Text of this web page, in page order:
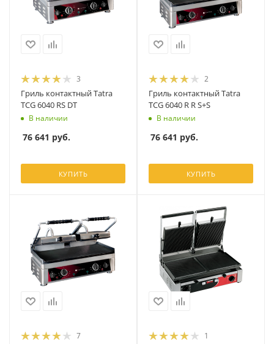
3
Гриль контактный Tatra
TCG 6040 RS DT
В наличии
76 641 руб.
КУПИТЬ
2
Гриль контактный Tatra
TCG 6040 R R S+S
В наличии
76 641 руб.
КУПИТЬ
7 1